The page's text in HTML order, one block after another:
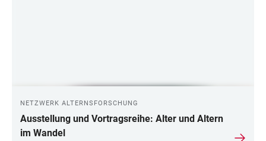
NETZWERK ALTERNSFORSCHUNG
Ausstellung und Vortragsreihe: Alter und Altern
im Wandel